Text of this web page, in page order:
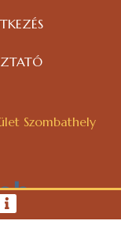
Szombathely